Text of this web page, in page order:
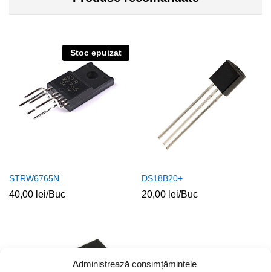
Administrează consimțămintele
Stoc epuizat
STRW6765N
40,00 lei/Buc
DS18B20+
20,00 lei/Buc